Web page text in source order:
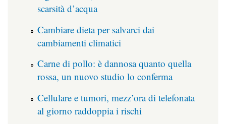
scarsità d’acqua
Cambiare dieta per salvarci dai
cambiamenti climatici
Carne di pollo: è dannosa quanto quella
rossa, un nuovo studio lo conferma
Cellulare e tumori, mezz’ora di telefonata
al giorno raddoppia i rischi